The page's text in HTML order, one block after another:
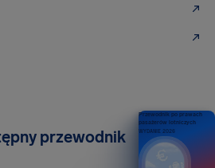
przewodnik
Przewodnik po prawach
pasażerów lotniczych
WYDANIE 2026